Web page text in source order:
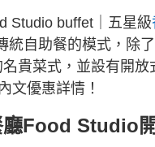
Studio buffet｜五星級
統自助餐的模式，除
貴菜式，並設有開放
文優惠詳情！
Food Studio